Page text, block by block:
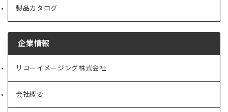
製品カタログ
企業情報
リコーイメージング株式会社
（新
タ
ブ
会社概要
（新